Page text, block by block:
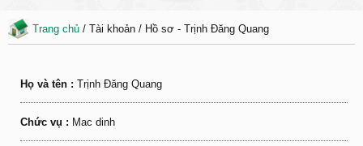
Trang chủ / Tài khoản / Hồ sơ - Trịnh Đăng Quang
Họ và tên : Trịnh Đăng Quang
Chức vụ : Mac dinh